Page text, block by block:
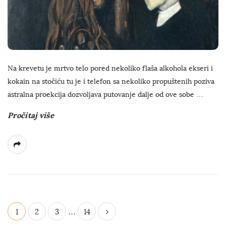
Na krevetu je mrtvo telo pored nekoliko flaša alkohola ekseri i
kokain na stočiću tu je i telefon sa nekoliko propuštenih poziva
astralna proekcija dozvoljava putovanje dalje od ove sobe …
Pročitaj više
P
o
1 2 3 … 14